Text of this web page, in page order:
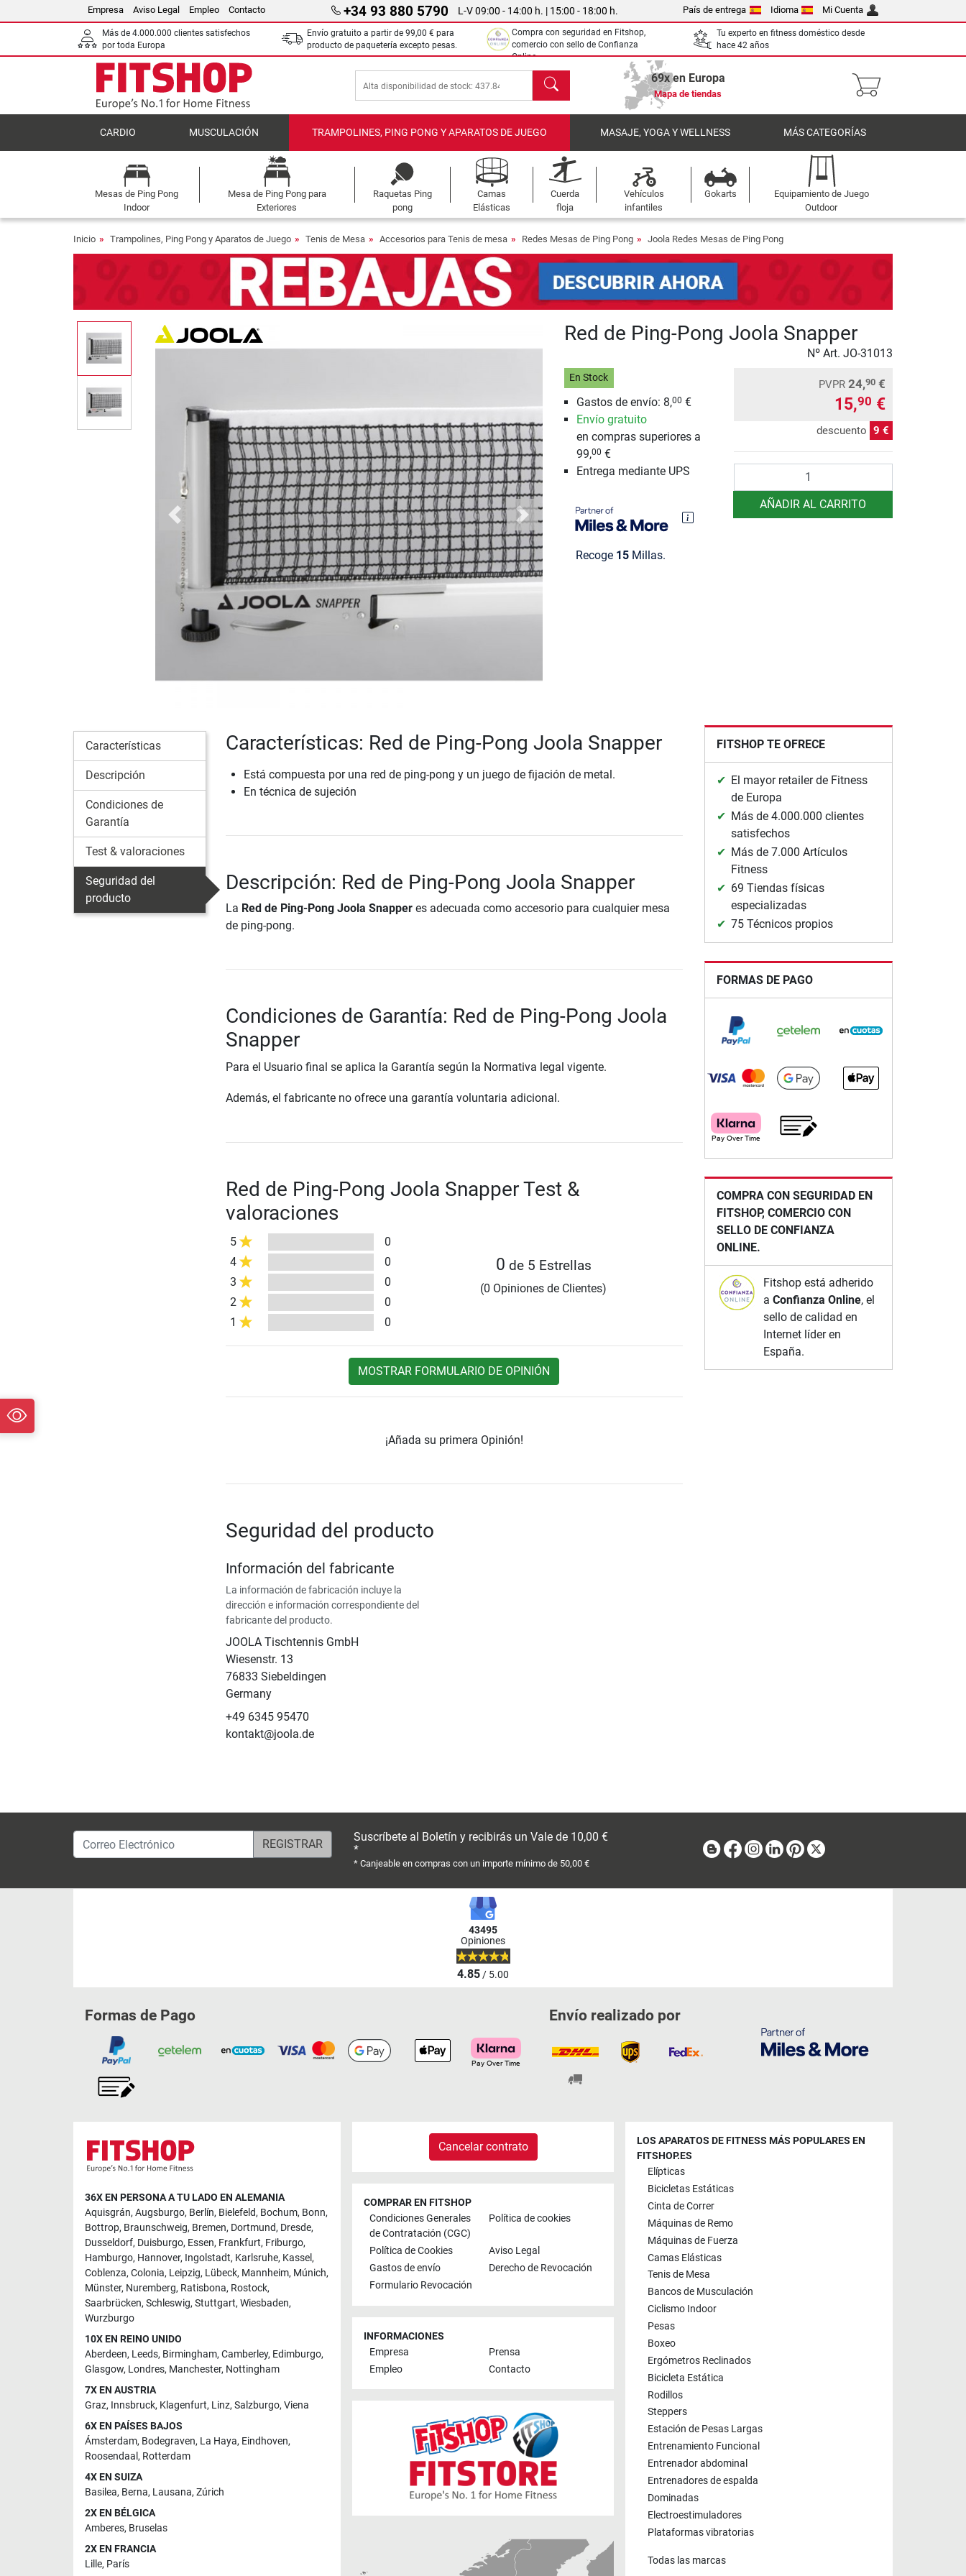
Empresa Aviso Legal Empleo Contacto +34 93 880 5790 L-V 09:00 - 14:00 h. | 15:00 - 18:00 h. País de entrega Idioma Mi Cuenta
Más de 4.000.000 clientes satisfechos
por toda Europa
Envío gratuito a partir de 99,00 € para
producto de paquetería excepto pesas.
Compra con seguridad en Fitshop,
comercio con sello de Confianza
Online.
Tu experto en fitness doméstico desde
hace 42 años
Buscar 69x en Europa
Mapa de tiendas
CARDIO MUSCULACIÓN TRAMPOLINES, PING PONG Y APARATOS DE JUEGO MASAJE, YOGA Y WELLNESS MÁS CATEGORÍAS
Mesas de Ping Pong
Indoor
Mesa de Ping Pong para
Exteriores
Raquetas Ping
pong
Camas
Elásticas
Cuerda
floja
Vehículos
infantiles
Gokarts
Equipamiento de Juego
Outdoor
Inicio Trampolines, Ping Pong y Aparatos de Juego Tenis de Mesa Accesorios para Tenis de mesa Redes Mesas de Ping Pong Joola Redes Mesas de Ping Pong
Previous Next
Red de Ping-Pong Joola Snapper
Nº Art. JO-31013
En Stock
Gastos de envío: 8,00 €
Envío gratuito
en compras superiores a
99,00 €
Entrega mediante UPS
Recoge 15Millas.
PVPR 24,90 €
15,90 €
descuento 9 €
AÑADIR AL CARRITO
Características
Descripción
Condiciones de
Garantía
Test & valoraciones
Seguridad del
producto
Características: Red de Ping-Pong Joola Snapper
Está compuesta por una red de ping-pong y un juego de fijación de metal.
En técnica de sujeción
Descripción: Red de Ping-Pong Joola Snapper
La Red de Ping-Pong Joola Snapperes adecuada como accesorio para cualquier mesa
de ping-pong.
Condiciones de Garantía: Red de Ping-Pong Joola
Snapper
Para el Usuario final se aplica la Garantía según la Normativa legal vigente.
Además, el fabricante no ofrece una garantía voluntaria adicional.
Red de Ping-Pong Joola Snapper Test &
valoraciones
5
0
4
0
3
0
2
0
1
0
0 de 5 Estrellas
(0 Opiniones de Clientes)
MOSTRAR FORMULARIO DE OPINIÓN
¡Añada su primera Opinión!
Seguridad del producto
Información del fabricante
La información de fabricación incluye la
dirección e información correspondiente del
fabricante del producto.
JOOLA Tischtennis GmbH
Wiesenstr. 13
76833 Siebeldingen
Germany
+49 6345 95470
kontakt@joola.de
FITSHOP TE OFRECE
El mayor retailer de Fitness
de Europa
Más de 4.000.000 clientes
satisfechos
Más de 7.000 Artículos
Fitness
69 Tiendas físicas
especializadas
75 Técnicos propios
FORMAS DE PAGO
COMPRA CON SEGURIDAD EN
FITSHOP, COMERCIO CON
SELLO DE CONFIANZA
ONLINE.
Fitshop está adherido
a Confianza Online, el
sello de calidad en
Internet líder en
España.
Correo Electrónico
Suscríbete al Boletín y recibirás un Vale de 10,00 €
*
* Canjeable en compras con un importe mínimo de 50,00 €
BlogFacebook
Instagram
LinkedinPinterest
43495
Opiniones
4.85/ 5.00
Formas de Pago Envío realizado por
36X EN PERSONA A TU LADO EN ALEMANIA
Aquisgrán, Augsburgo, Berlín, Bielefeld, Bochum, Bonn,
Bottrop, Braunschweig, Bremen, Dortmund, Dresde,
Dusseldorf, Duisburgo, Essen, Frankfurt, Friburgo,
Hamburgo, Hannover, Ingolstadt, Karlsruhe, Kassel,
Coblenza, Colonia, Leipzig, Lübeck, Mannheim, Múnich,
Münster, Nuremberg, Ratisbona, Rostock,
Saarbrücken, Schleswig, Stuttgart, Wiesbaden,
Wurzburgo
10X EN REINO UNIDO
Aberdeen, Leeds, Birmingham, Camberley, Edimburgo,
Glasgow, Londres, Manchester, Nottingham
7X EN AUSTRIA
Graz, Innsbruck, Klagenfurt, Linz, Salzburgo, Viena
6X EN PAÍSES BAJOS
Ámsterdam, Bodegraven, La Haya, Eindhoven,
Roosendaal , Rotterdam
4X EN SUIZA
Basilea, Berna, Lausana, Zúrich
2X EN BÉLGICA
Amberes, Bruselas
2X EN FRANCIA
Lille, París
Cancelar contrato
COMPRAR EN FITSHOP
Condiciones Generales
de Contratación (CGC)
Política de cookies
Política de Cookies
Aviso Legal
Gastos de envío
Derecho de Revocación
Formulario Revocación
INFORMACIONES
Empresa
Prensa
Empleo
Contacto
LOS APARATOS DE FITNESS MÁS POPULARES EN
FITSHOP.ES
Elípticas
Bicicletas Estáticas
Cinta de Correr
Máquinas de Remo
Máquinas de Fuerza
Camas Elásticas
Tenis de Mesa
Bancos de Musculación
Ciclismo Indoor
Pesas
Boxeo
Ergómetros Reclinados
Bicicleta Estática
Rodillos
Steppers
Estación de Pesas Largas
Entrenamiento Funcional
Entrenador abdominal
Entrenadores de espalda
Dominadas
Electroestimuladores
Plataformas vibratorias
Todas las marcas